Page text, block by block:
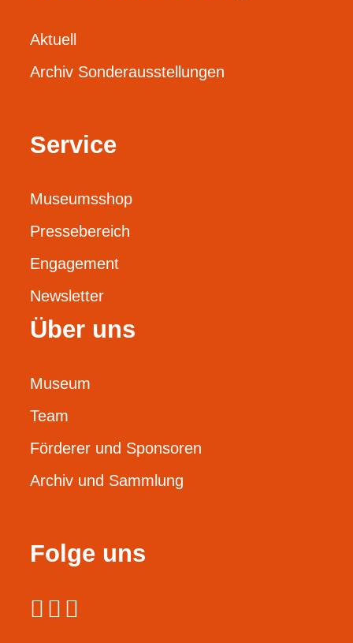
Aktuell
Archiv Sonderausstellungen
Service
Museumsshop
Pressebereich
Engagement
Newsletter
Über uns
Museum
Team
Förderer und Sponsoren
Archiv und Sammlung
Folge uns